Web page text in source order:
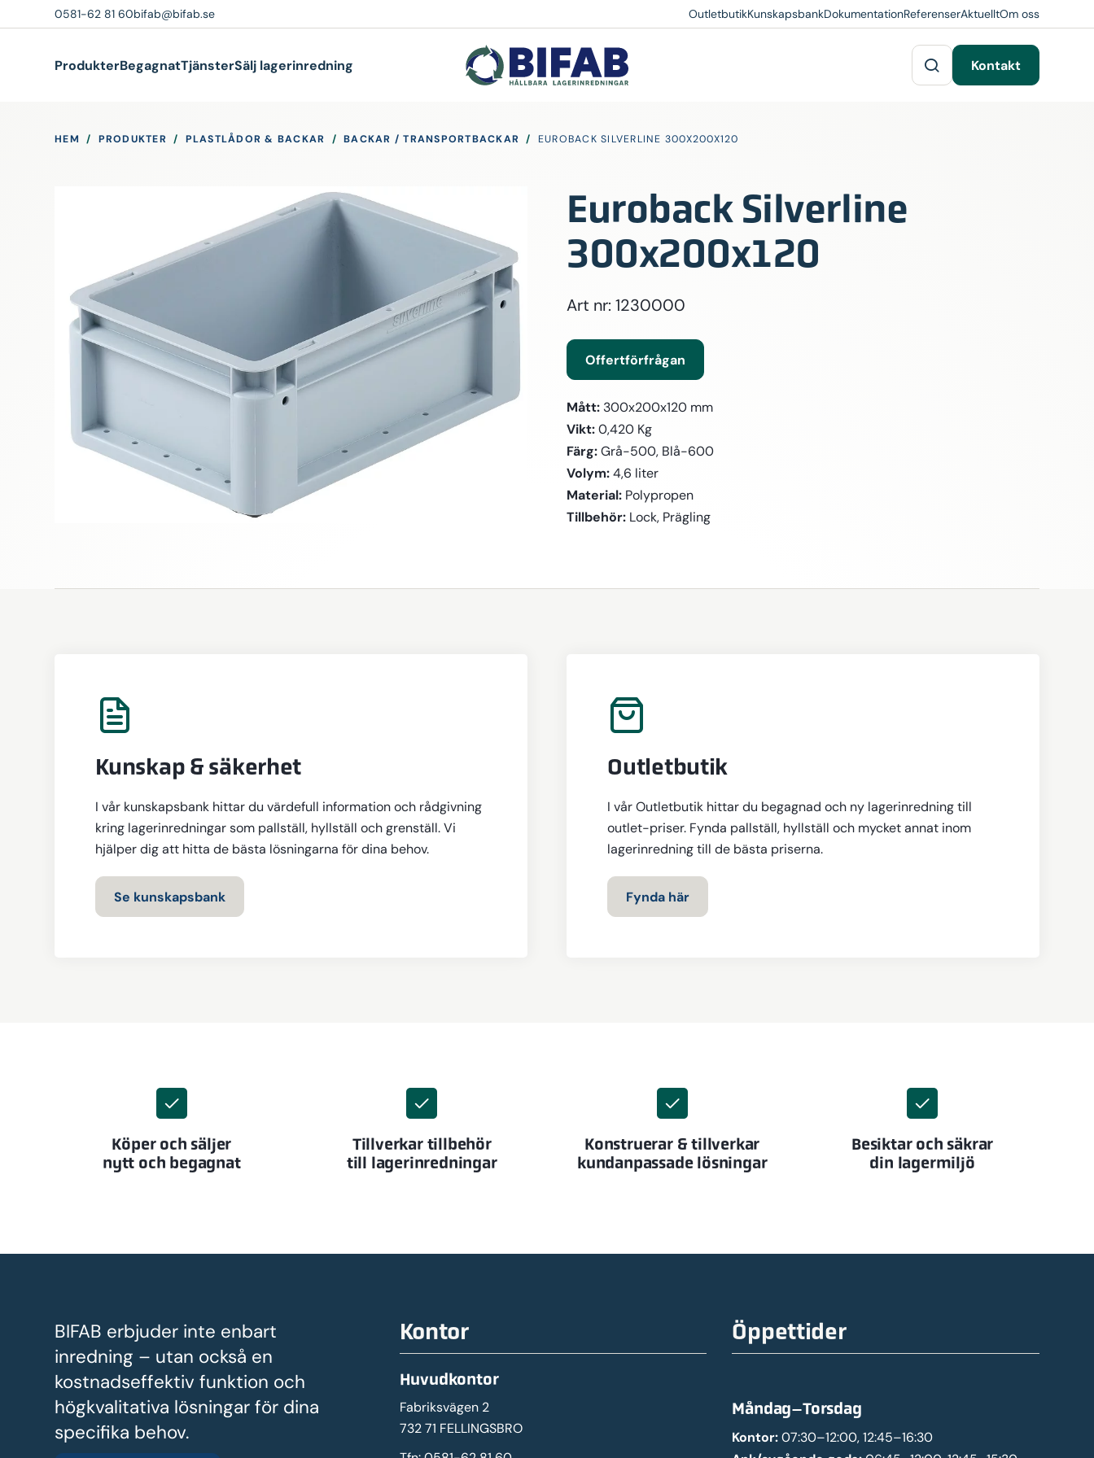
0581-62 81 60bifab@bifab.se OutletbutikKunskapsbankDokumentationReferenserAktuelltOm oss
ProdukterBegagnatTjänsterSälj lagerinredning Kontakt
HEM / PRODUKTER / PLASTLÅDOR & BACKAR / BACKAR / TRANSPORTBACKAR / EUROBACK SILVERLINE 300X200X120
Euroback Silverline
300x200x120
Art nr: 1230000
Offertförfrågan
Mått: 300x200x120 mm
Vikt: 0,420 Kg
Färg: Grå-500, Blå-600
Volym: 4,6 liter
Material: Polypropen
Tillbehör: Lock, Prägling
Kunskap & säkerhet
I vår kunskapsbank hittar du värdefull information och rådgivning
kring lagerinredningar som pallställ, hyllställ och grenställ. Vi
hjälper dig att hitta de bästa lösningarna för dina behov.
Se kunskapsbank
Outletbutik
I vår Outletbutik hittar du begagnad och ny lagerinredning till
outlet-priser. Fynda pallställ, hyllställ och mycket annat inom
lagerinredning till de bästa priserna.
Fynda här
Köper och säljer
nytt och begagnat
Tillverkar tillbehör
till lagerinredningar
Konstruerar & tillverkar
kundanpassade lösningar
Besiktar och säkrar
din lagermiljö
BIFAB erbjuder inte enbart
inredning – utan också en
kostnadseffektiv funktion och
högkvalitativa lösningar för dina
specifika behov.
Kontor
Huvudkontor
Fabriksvägen 2
732 71 FELLINGSBRO
Öppettider
Måndag–Torsdag
Kontor: 07:30–12:00, 12:45–16:30